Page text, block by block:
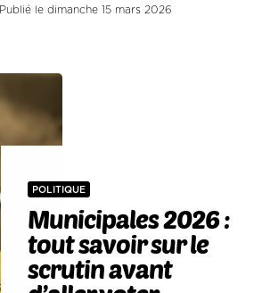
Publié le dimanche 15 mars 2026
POLITIQUE
Municipales 2026 :
tout savoir sur le
scrutin avant